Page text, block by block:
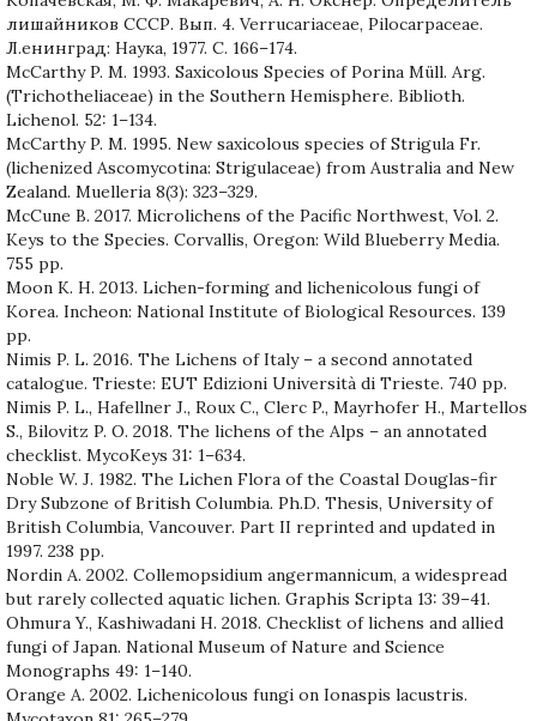
лишайников СССР. Вып. 4. Verrucariaceae, Pilocarpaceae.
Л.енинград: Наука, 1977. C. 166–174.
McCarthy P. M. 1993. Saxicolous Species of Porina Müll. Arg.
(Trichotheliaceae) in the Southern Hemisphere. Biblioth.
Lichenol. 52: 1–134.
McCarthy P. M. 1995. New saxicolous species of Strigula Fr.
(lichenized Ascomycotina: Strigulaceae) from Australia and New
Zealand. Muelleria 8(3): 323–329.
McCune B. 2017. Microlichens of the Pacific Northwest, Vol. 2.
Keys to the Species. Corvallis, Oregon: Wild Blueberry Media.
755 pp.
Moon K. H. 2013. Lichen-forming and lichenicolous fungi of
Korea. Incheon: National Institute of Biological Resources. 139
pp.
Nimis P. L. 2016. The Lichens of Italy – a second annotated
catalogue. Trieste: EUT Edizioni Università di Trieste. 740 pp.
Nimis P. L., Hafellner J., Roux C., Clerc P., Mayrhofer H., Martellos
S., Bilovitz P. O. 2018. The lichens of the Alps – an annotated
checklist. MycoKeys 31: 1–634.
Noble W. J. 1982. The Lichen Flora of the Coastal Douglas-fir
Dry Subzone of British Columbia. Ph.D. Thesis, University of
British Columbia, Vancouver. Part II reprinted and updated in
1997. 238 pp.
Nordin A. 2002. Collemopsidium angermannicum, a widespread
but rarely collected aquatic lichen. Graphis Scripta 13: 39–41.
Ohmura Y., Kashiwadani H. 2018. Checklist of lichens and allied
fungi of Japan. National Museum of Nature and Science
Monographs 49: 1–140.
Orange A. 2002. Lichenicolous fungi on Ionaspis lacustris.